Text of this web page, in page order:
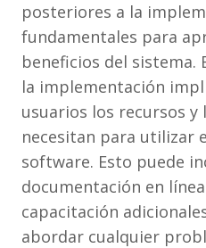
posteriores a la
fundamentales para
beneficios del
la implementación
usuarios los recursos y
necesitan para utilizar
software. Esto puede
documentación en
capacitación
abordar cualquier